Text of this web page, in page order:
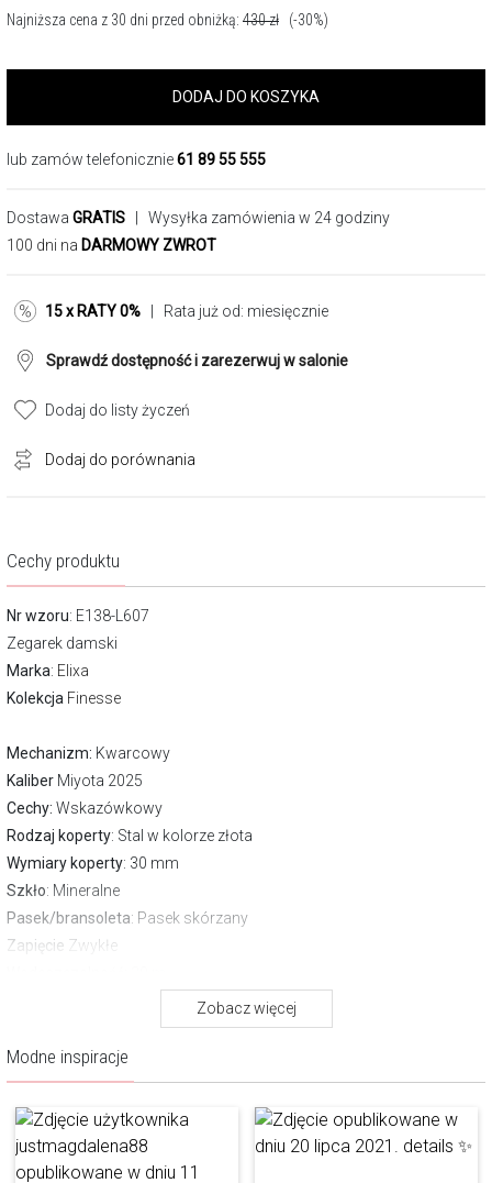
Cechy produktu
Nr wzoru: E138-L607
Zegarek damski
Marka: Elixa
Kolekcja Finesse
Mechanizm: Kwarcowy
Kaliber Miyota 2025
Cechy: Wskazówkowy
Rodzaj koperty: Stal w kolorze złota
Wymiary koperty: 30 mm
Szkło: Mineralne
Pasek/bransoleta: Pasek skórzany
Zapięcie Zwykłe
2 lata
Opis produktu
Chłodną biel zegarka z linii Finesse przełamano ciepłym odcieniem
przypominającym różowe złoto. Takie zestawienie kolorystyczne
podkreśla interesujący design modelu. Okrągłą kopertę zamocowano
Zobacz więcej
Najniższa cena z 30 dni przed obniżką: 430zł (-30%)
DODAJ DO KOSZYKA
lub zamów telefonicznie61 89 55 555
Dostawa GRATIS | Wysyłka zamówienia w 24 godziny
100 dni na DARMOWY ZWROT
15 x RATY 0% | Rata już od: miesięcznie
Sprawdź dostępność i zarezerwuj w salonie
Dodaj do listy życzeń
Dodaj do porównania
Modne inspiracje